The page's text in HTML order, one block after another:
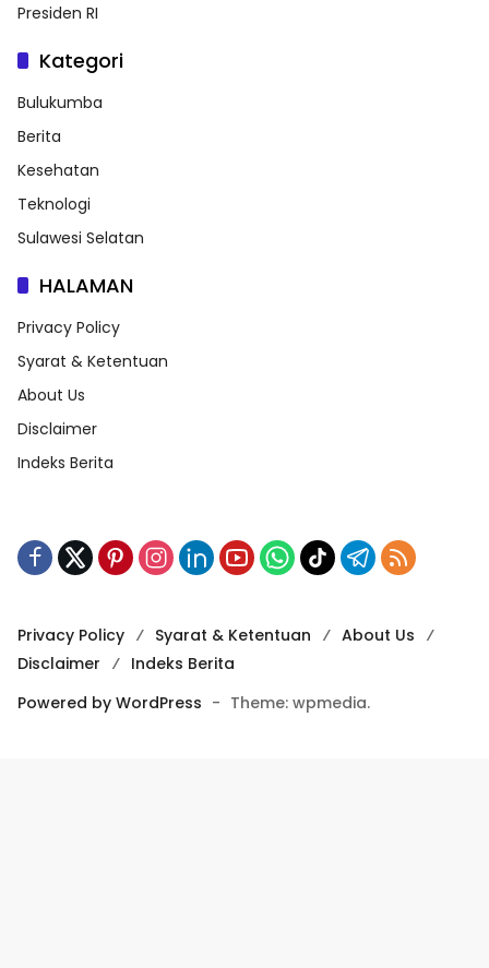
Presiden RI
Kategori
Bulukumba
Berita
Kesehatan
Teknologi
Sulawesi Selatan
HALAMAN
Privacy Policy
Syarat & Ketentuan
About Us
Disclaimer
Indeks Berita
Privacy Policy Syarat & Ketentuan
About Us
Disclaimer
Indeks Berita
Powered by WordPress - Theme: wpmedia.